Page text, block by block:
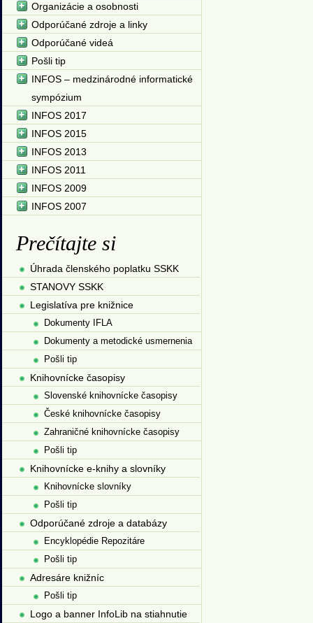
Organizácie a osobnosti
Odporúčané zdroje a linky
Odporúčané videá
Pošli tip
INFOS – medzinárodné informatické
sympózium
INFOS 2017
INFOS 2015
INFOS 2013
INFOS 2011
INFOS 2009
INFOS 2007
Prečítajte si
Úhrada členského poplatku SSKK
STANOVY SSKK
Legislatíva pre knižnice
Dokumenty IFLA
Dokumenty a metodické usmernenia
Pošli tip
Knihovnícke časopisy
Slovenské knihovnícke časopisy
České knihovnícke časopisy
Zahraničné knihovnícke časopisy
Pošli tip
Knihovnícke e-knihy a slovníky
Knihovnícke slovníky
Pošli tip
Odporúčané zdroje a databázy
Encyklopédie Repozitáre
Pošli tip
Adresáre knižníc
Pošli tip
Logo a banner InfoLib na stiahnutie